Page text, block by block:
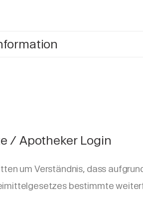
/ Apotheker Login
um Verständnis, dass
bestimmte